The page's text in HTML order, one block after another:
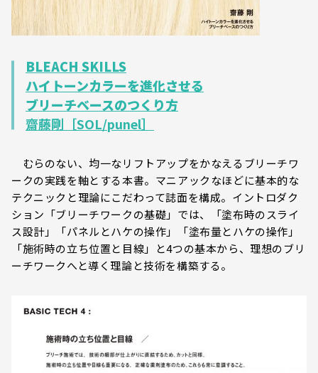
BLEACH SKILLS
ハイトーンカラーを進化させる
ブリーチベースのつくり方
齋藤剛［SOL/punel］
むらのない、均一なリフトアップをかなえるブリーチワ
ークの実践を軸とする本書。マニアックなほどに基本的な
テクニックと理論にこだわって誌面を構成。イントロダク
ション「ブリーチワークの基礎」では、「塗布時のスライ
ス設計」「パネルとハケの操作」「塗布量とハケの操作」
「施術時の立ち位置と目線」と4つの基本から、理想のブリ
ーチワークへと導く理論と技術を構築する。